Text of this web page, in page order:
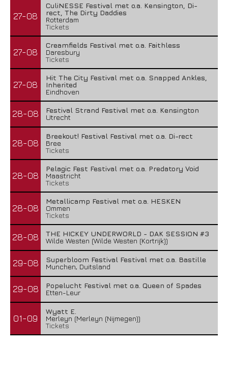
27-08
CuliNESSE Festival met o.a. Kensington, Di-
rect, The Dirty Daddies
Rotterdam
Tickets
27-08
Creamfields Festival met o.a. Faithless
Daresbury
Tickets
27-08
Hit The City Festival met o.a. Snapped Ankles,
Inherited
Eindhoven
28-08
Festival Strand Festival met o.a. Kensington
Utrecht
28-08
Breekout! Festival Festival met o.a. Di-rect
Bree
Tickets
28-08
Pelagic Fest Festival met o.a. Predatory Void
Maastricht
Tickets
28-08
Metallicamp Festival met o.a. HESKEN
Ommen
Tickets
28-08
THE HICKEY UNDERWORLD - DAK SESSION #3
Wilde Westen (Wilde Westen (Kortrijk))
29-08
Superbloom Festival Festival met o.a. Bastille
Munchen, Duitsland
29-08
Popelucht Festival met o.a. Queen of Spades
Etten-Leur
01-09
Wyatt E.
Merleyn (Merleyn (Nijmegen))
Tickets